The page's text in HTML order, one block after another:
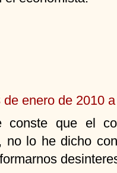
de enero de 2010
conste que el
no lo he dicho